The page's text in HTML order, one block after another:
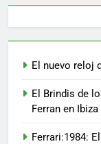
El nuevo reloj
El Brindis de
Ferran en Ibiza
Ferrari:1984: